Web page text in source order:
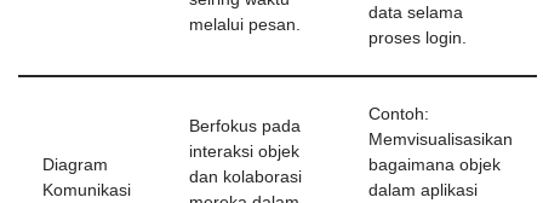
melalui pesan.
data selama
proses login.
Diagram
Komunikasi
Berfokus pada
interaksi objek
dan kolaborasi
Contoh:
Memvisualisasikan
bagaimana objek
dalam aplikasi